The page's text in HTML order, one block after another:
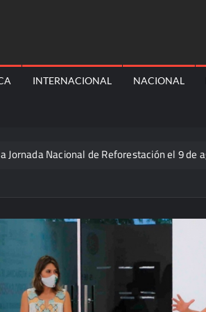
INTERNACIONAL NACIONAL
Nacional de Reforestación el 9 de agosto